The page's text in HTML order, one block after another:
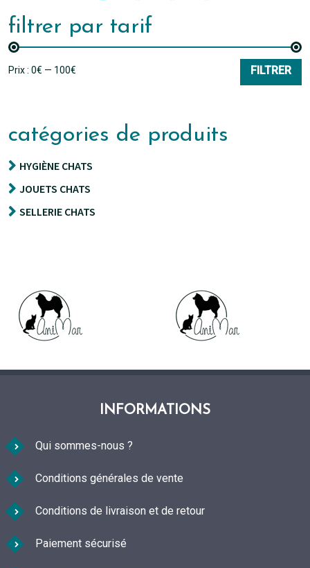
Les
sur
filtrer par tarif
Prix
Prix FILTRER
Prix : 0€ — 100€
catégories de produits
HYGIÈNE CHATS
JOUETS CHATS
SELLERIE CHATS
INFORMATIONS
Qui sommes-nous ?
Conditions générales de vente
Conditions de livraison et de retour
Paiement sécurisé